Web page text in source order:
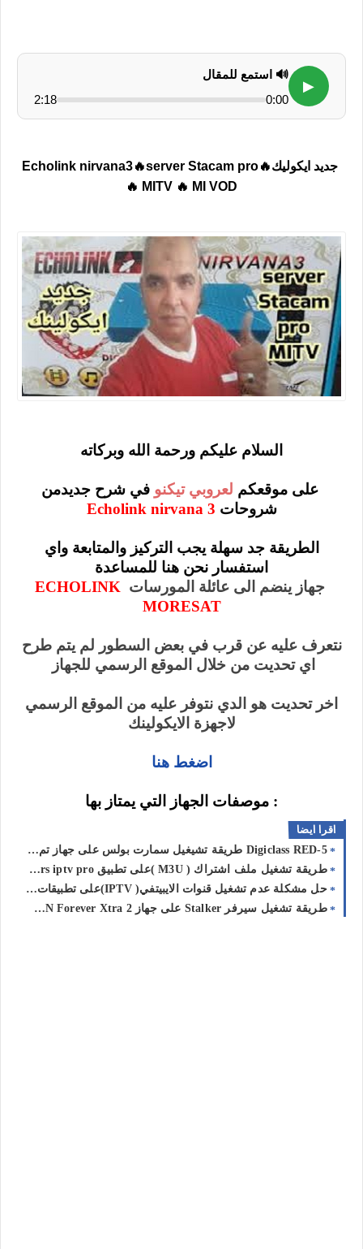
▶
🔊 استمع للمقال
0:00
2:18
جديد ايكوليك🔥Echolink nirvana3🔥server Stacam pro
🔥 MITV 🔥 MI VOD
السلام عليكم ورحمة الله وبركاته
على موقعكم لعروبي تيكنو في شرح جديدمن
شروحات Echolink nirvana 3
الطريقة جد سهلة يجب التركيز والمتابعة واي
استفسار نحن هنا للمساعدة
جهاز ينضم الى عائلة المورساتECHOLINK
MORESAT
نتعرف عليه عن قرب في بعض السطور لم يتم طرح
اي تحديت من خلال الموقع الرسمي للجهاز
اخر تحديت هو الدي نتوفر عليه من الموقع الرسمي
لاجهزة الايكولينك
اضغط هنا
: موصفات الجهاز التي يمتاز بها
اقرا ايضا
Digiclass RED-5 طريقة تشيغيل سمارت بولس على جهاز تم اضافة تحديت عبر الانترنت مباشرة
طريقة تشغيل ملف اشتراك ( M3U )على تطبيق Smarters iptv pro وماشبه
حل مشكلة عدم تشغيل قنوات الايبيتفي( IPTV)على تطبيقات IBO وماشبه
طريقة تشغيل سيرفر Stalker على جهاز VISION Forever Xtra 2 للاستمتاع بالقنوات